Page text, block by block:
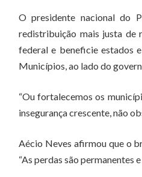
O presidente nacional do
redistribuição mais justa de
federal e beneficie estados
Municípios, ao lado do
“Ou fortalecemos os
insegurança crescente, não
Aécio Neves afirmou que o
“As perdas são permanentes